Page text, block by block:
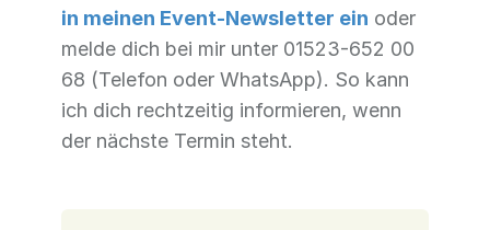
in meinen Event-Newsletter ein oder
melde dich bei mir unter 01523-652 00
68 (Telefon oder WhatsApp). So kann
ich dich rechtzeitig informieren, wenn
der nächste Termin steht.